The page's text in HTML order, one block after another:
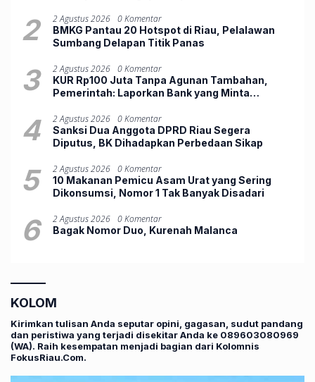
2 2 Agustus 2026 0 Komentar
BMKG Pantau 20 Hotspot di Riau, Pelalawan
Sumbang Delapan Titik Panas
3 2 Agustus 2026 0 Komentar
KUR Rp100 Juta Tanpa Agunan Tambahan,
Pemerintah: Laporkan Bank yang Minta
4 2 Agustus 2026 0 Komentar
Sanksi Dua Anggota DPRD Riau Segera
Diputus, BK Dihadapkan Perbedaan Sikap
5 2 Agustus 2026 0 Komentar
10 Makanan Pemicu Asam Urat yang Sering
Dikonsumsi, Nomor 1 Tak Banyak Disadari
6 2 Agustus 2026 0 Komentar
Bagak Nomor Duo, ‎Kurenah Malanca
KOLOM
Kirimkan tulisan Anda seputar opini, gagasan, sudut pandang
dan peristiwa yang terjadi disekitar Anda ke 089603080969
(WA). Raih kesempatan menjadi bagian dari Kolomnis
FokusRiau.Com.